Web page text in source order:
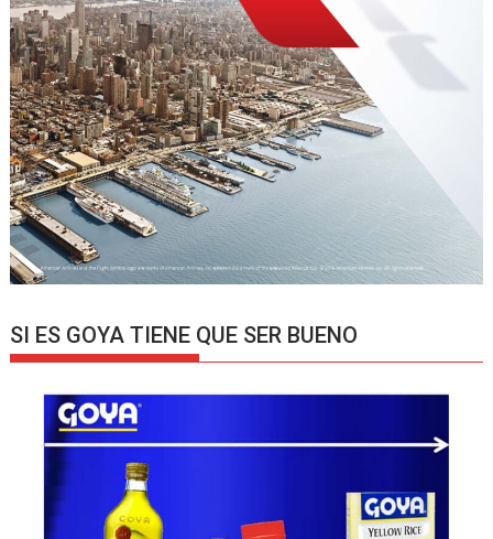
SI ES GOYA TIENE QUE SER BUENO